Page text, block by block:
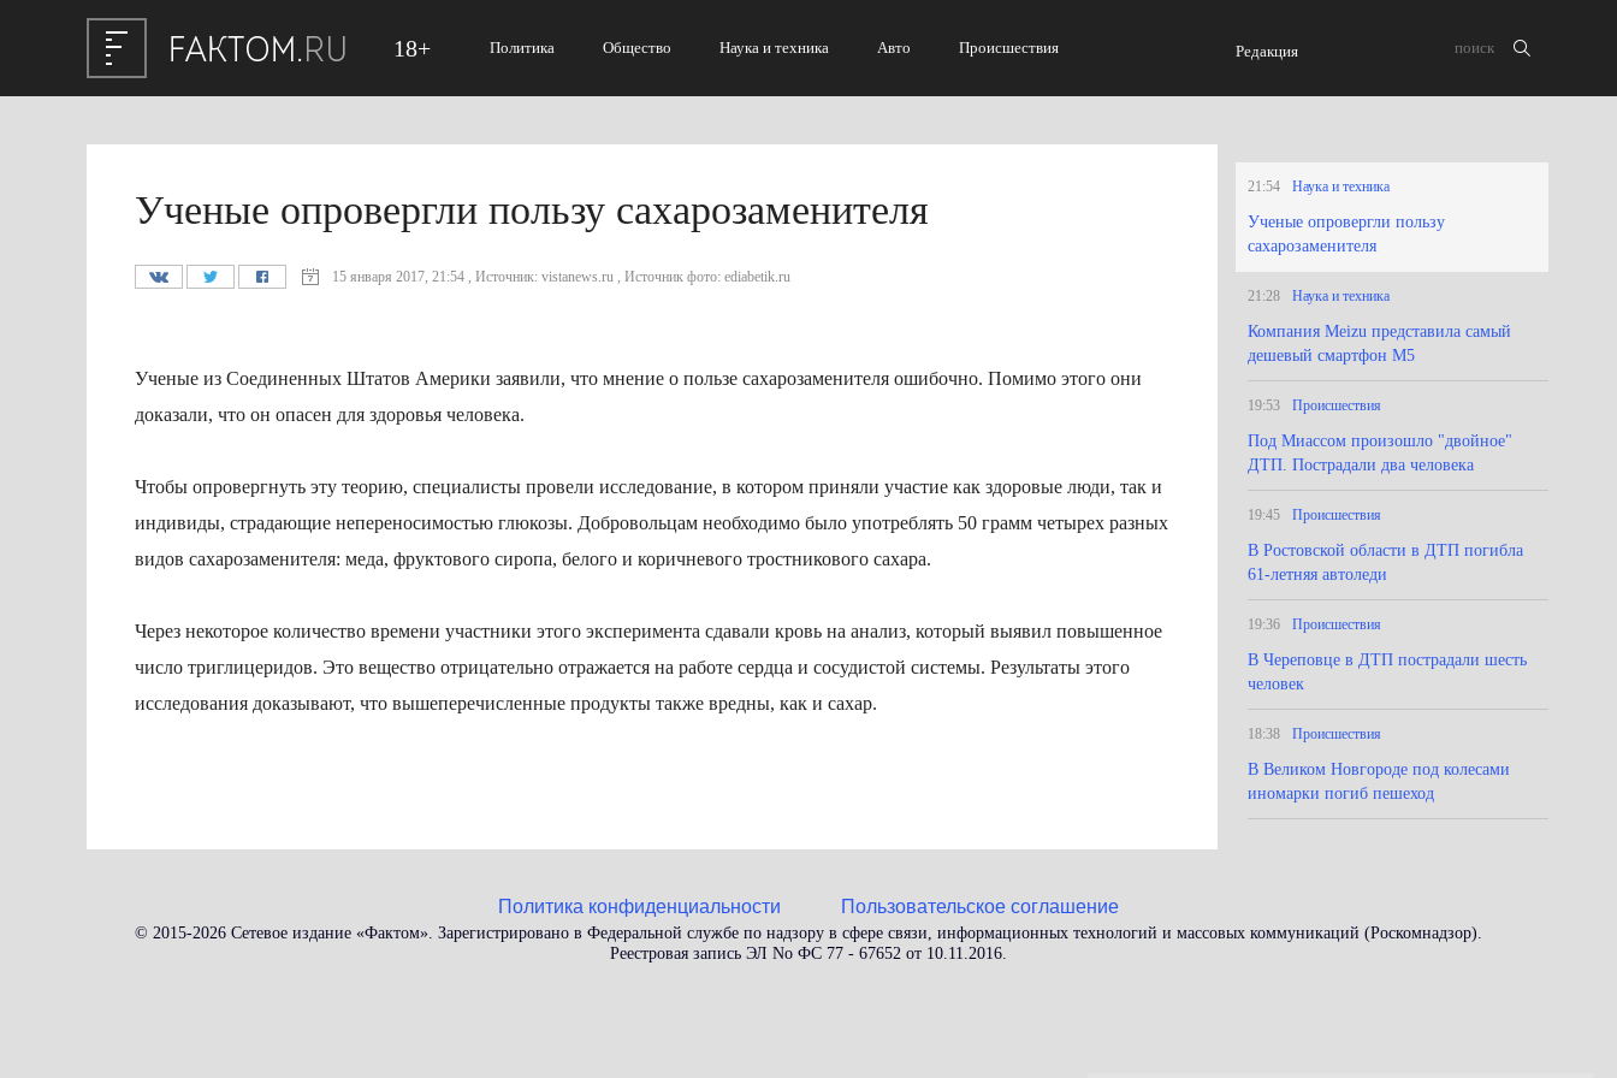
18+ Политика Общество Наука и техника Авто Происшествия Редакция
Ученые опровергли пользу сахарозаменителя
15 января 2017, 21:54 , Источник: vistanews.ru , Источник фото: ediabetik.ru
Ученые из Соединенных Штатов Америки заявили, что мнение о пользе сахарозаменителя ошибочно. Помимо этого они
доказали, что он опасен для здоровья человека.
Чтобы опровергнуть эту теорию, специалисты провели исследование, в котором приняли участие как здоровые люди, так и
индивиды, страдающие непереносимостью глюкозы. Добровольцам необходимо было употреблять 50 грамм четырех разных
видов сахарозаменителя: меда, фруктового сиропа, белого и коричневого тростникового сахара.
Через некоторое количество времени участники этого эксперимента сдавали кровь на анализ, который выявил повышенное
число триглицеридов. Это вещество отрицательно отражается на работе сердца и сосудистой системы. Результаты этого
исследования доказывают, что вышеперечисленные продукты также вредны, как и сахар.
21:54 Наука и техника
Ученые опровергли пользу
сахарозаменителя
21:28 Наука и техника
Компания Meizu представила самый
дешевый смартфон M5
19:53 Происшествия
Под Миассом‍ произошло "двойное"
ДТП. Пострадали два человека
19:45 Происшествия
В Ростовской области в ДТП погибла
61-летняя автоледи
19:36 Происшествия
В Череповце в ДТП пострадали шесть
человек
18:38 Происшествия
В Великом Новгороде под колесами
иномарки погиб пешеход
Политика конфиденциальности Пользовательское соглашение
© 2015-2026 Сетевое издание «Фактом». Зарегистрировано в Федеральной службе по надзору в сфере связи, информационных технологий и массовых коммуникаций (Роскомнадзор).
Реестровая запись ЭЛ No ФС 77 - 67652 от 10.11.2016.